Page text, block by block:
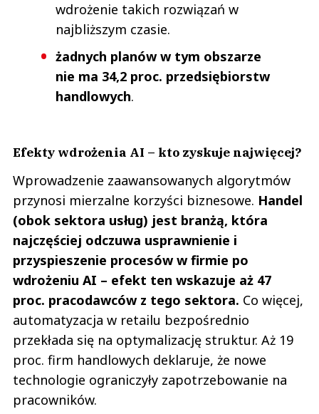
wdrożenie takich rozwiązań w
najbliższym czasie.
żadnych planów w tym obszarze
nie ma 34,2 proc. przedsiębiorstw
handlowych.
Efekty wdrożenia AI – kto zyskuje najwięcej?
Wprowadzenie zaawansowanych algorytmów
przynosi mierzalne korzyści biznesowe. Handel
(obok sektora usług) jest branżą, która
najczęściej odczuwa usprawnienie i
przyspieszenie procesów w firmie po
wdrożeniu AI – efekt ten wskazuje aż 47
proc. pracodawców z tego sektora. Co więcej,
automatyzacja w retailu bezpośrednio
przekłada się na optymalizację struktur. Aż 19
proc. firm handlowych deklaruje, że nowe
technologie ograniczyły zapotrzebowanie na
pracowników.